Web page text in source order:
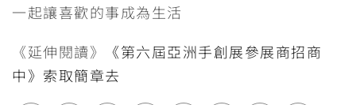
一起讓喜歡的事成為生活
《延伸閱讀》
《第六屆亞洲手創展參展商招商
中》索取簡章去